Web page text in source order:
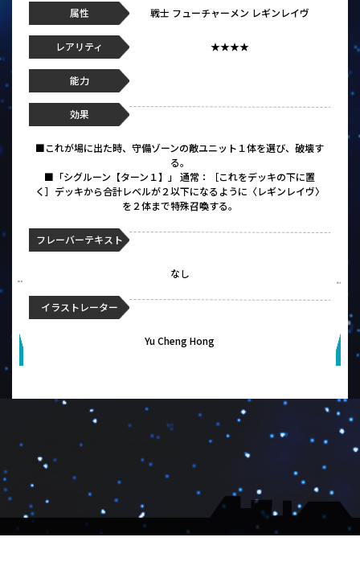
属性 戦士 フューチャーメン レギンレイヴ
レアリティ ★★★★
能力
効果
■これが場に出た時、守備ゾーンの敵ユニット１体を選び、破壊す
る。
■「シグルーン【ターン１】」 通常：［これをデッキの下に置
く］デッキから合計レベルが２以下になるように〈レギンレイヴ〉
を２体まで特殊召喚する。
フレーバーテキスト
なし
イラストレーター
Yu Cheng Hong